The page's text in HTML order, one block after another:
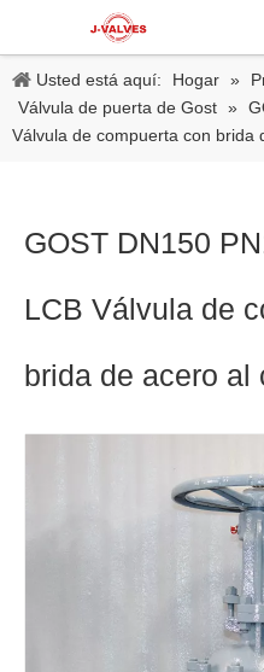
Usted está aquí: Hogar »
Válvula de puerta de Gost »
Válvula de compuerta con brida
GOST DN150
LCB Válvula de
brida de acero al